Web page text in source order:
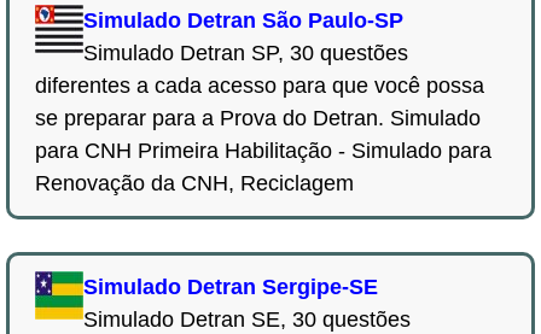
Simulado Detran São Paulo-SP
Simulado Detran SP, 30 questões
diferentes a cada acesso para que você possa
se preparar para a Prova do Detran. Simulado
para CNH Primeira Habilitação - Simulado para
Renovação da CNH, Reciclagem
Simulado Detran Sergipe-SE
Simulado Detran SE, 30 questões